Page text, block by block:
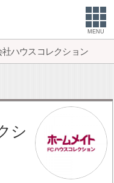
MENU
社ハウスコレクション
シ